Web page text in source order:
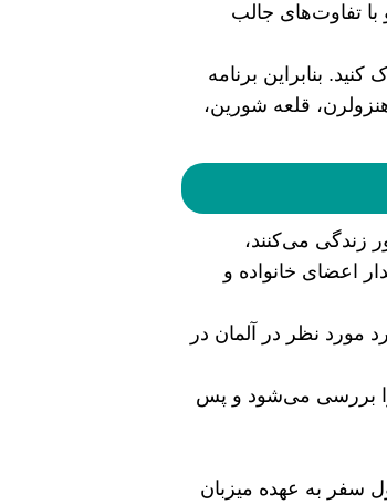
با تفاوت‌های جالب
ترک کنید. بنابراین برنامه
قلعه شورین،
زندگی می‌کنند،
اعضای خانواده و
مورد نظر در آلمان در
بررسی می‌شود و پس
سفر به عهده میزبان